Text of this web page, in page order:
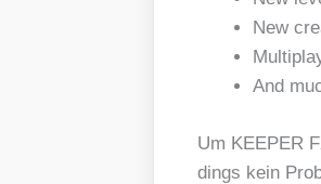
New
And
Um KEEPER
dings kein